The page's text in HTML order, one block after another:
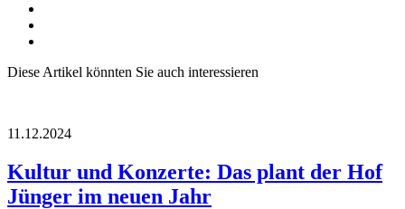
Diese Artikel könnten Sie auch interessieren
11.12.2024
Kultur und Konzerte: Das plant der Hof
Jünger im neuen Jahr